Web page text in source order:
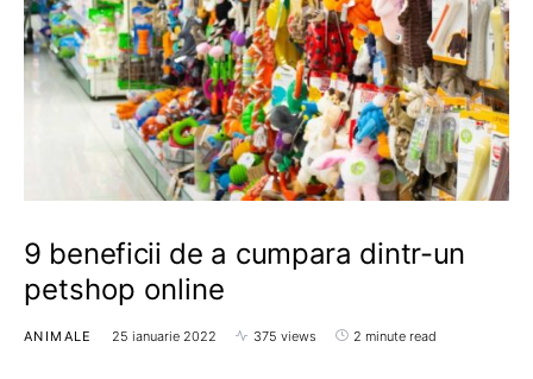
9 beneficii de a cumpara dintr-un
petshop online
ANIMALE 25 ianuarie 2022 375 views 2 minute read